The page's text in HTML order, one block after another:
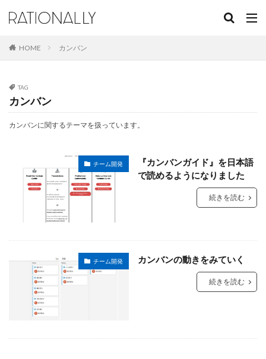
HOME カンバン
TAG
カンバン
カンバンに関するテーマを扱っています。
チーム開発
『カンバンガイド』を日本語
で読めるようになりました
続きを読む
チーム開発 カンバンの動きをみていく
続きを読む
タグ
Azure DevOps Keynote
スクラム チーム開発
プレゼン
プレゼンテクニック
プロジェクト管理
事業記録
仕事術
組織開発